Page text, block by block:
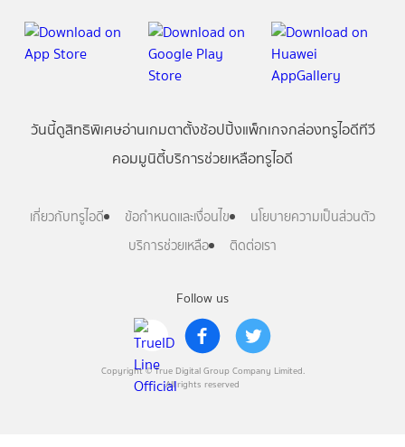
Follow us
Copyright © True Digital Group Company Limited.
All rights reserved
วันนี้ดูสิทธิพิเศษอ่านเกมตาตั้งช้อปปิ้งแพ็กเกจกล่องทรูไอดีทีวี
คอมมูนิตี้บริการช่วยเหลือทรูไอดี
เกี่ยวกับทรูไอดี ข้อกำหนดและเงื่อนไข
นโยบายความเป็นส่วนตัว
บริการช่วยเหลือ
ติดต่อเรา